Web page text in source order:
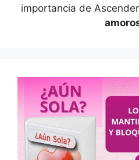
importancia de